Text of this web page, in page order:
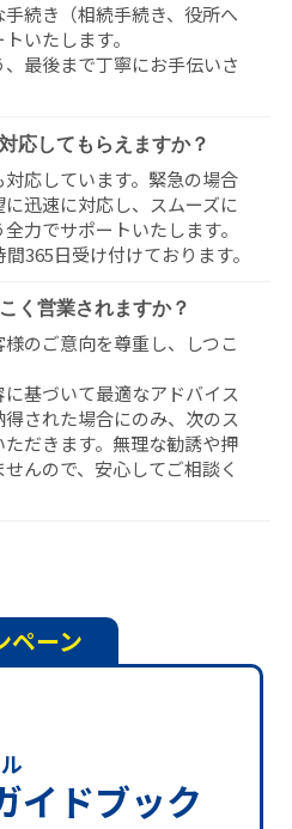
続き（相続⼿続き、役所へ
いたします。
最後まで丁寧にお⼿伝いさ
応してもらえますか？
応しています。緊急の場合
迅速に対応し、スムーズに
⼒でサポートいたします。
365⽇受け付けております。
く営業されますか？
のご意向を尊重し、しつこ
基づいて最適なアドバイス
された場合にのみ、次のス
だきます。無理な勧誘や押
んので、安⼼してご相談く
ペーン
イドブック